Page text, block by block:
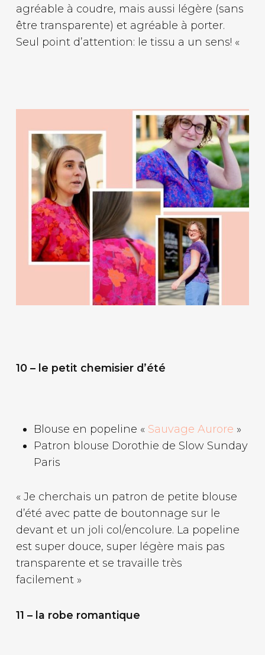
agréable à coudre, mais aussi légère (sans
être transparente) et agréable à porter.
Seul point d’attention: le tissu a un sens! «
10 – le petit chemisier d’été
Blouse en popeline « Sauvage Aurore »
Patron blouse Dorothie de Slow Sunday
Paris
« Je cherchais un patron de petite blouse
d’été avec patte de boutonnage sur le
devant et un joli col/encolure. La popeline
est super douce, super légère mais pas
transparente et se travaille très
facilement »
11 – la robe romantique